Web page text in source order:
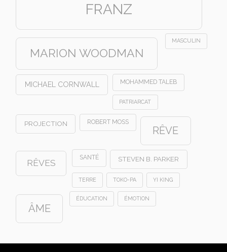
FRANZ
MARION WOODMAN
MASCULIN
MICHAEL CORNWALL MOHAMMED TALEB
PATRIARCAT
PROJECTION ROBERT MOSS
RÊVE
RÊVES
SANTÉ STEVEN B. PARKER
TERRE TOKO-PA YI KING
ÂME
ÉDUCATION ÉMOTION